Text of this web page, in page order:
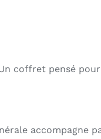
coffret pensé
accompagne